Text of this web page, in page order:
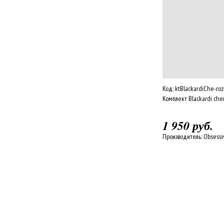
Код:ktBlackardiChe-roz
Комплект Blackardi
1 950 руб.
Производитель: